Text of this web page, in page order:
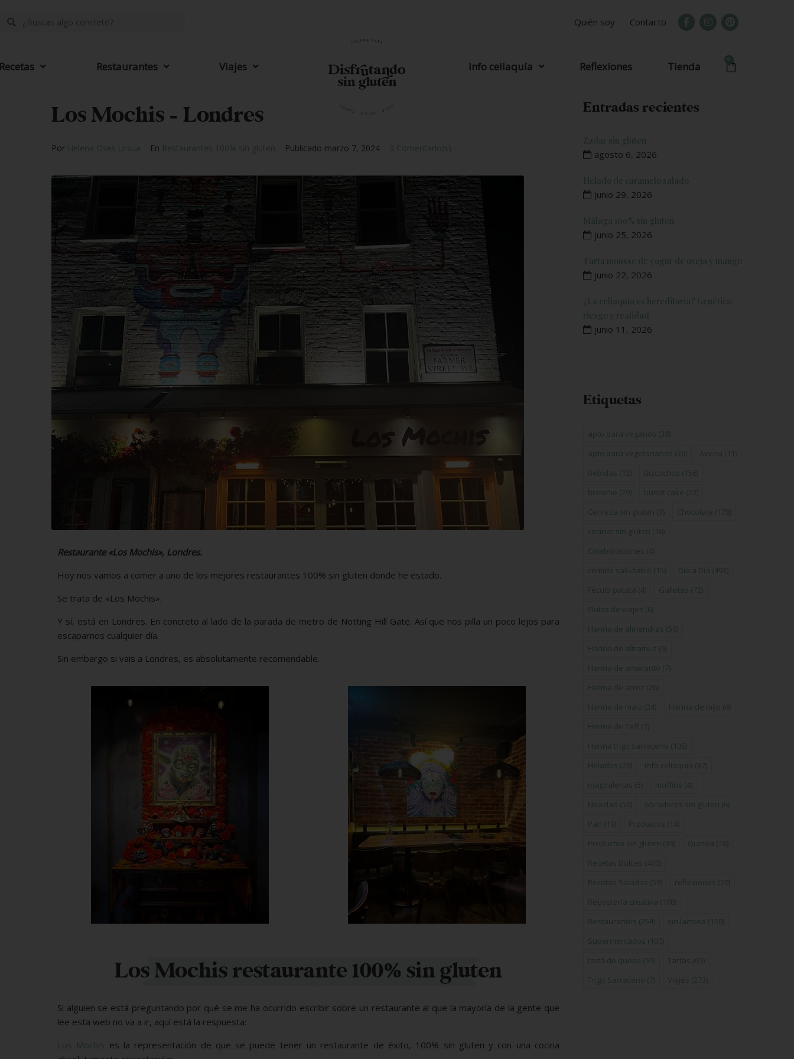
Quién soy Contacto
Restaurantes Viajes Info celiaquía Reflexiones Tienda
Los Mochis – Londres
Por Helena Oses Ursua En Restaurantes 100% sin gluten Publicado marzo 7, 2024 0 Comentario(s)
Restaurante «Los Mochis», Londres.
Hoy nos vamos a comer a uno de los mejores restaurantes 100% sin gluten donde he estado.
Se trata de «Los Mochis».
Y sí, está en Londres. En concreto al lado de la parada de metro de Notting Hill Gate. Así que nos pilla un poco lejos para
escaparnos cualquier día.
Sin embargo si vais a Londres, es absolutamente recomendable.
Los Mochis restaurante 100% sin gluten
Si alguien se está preguntando por qué se me ha ocurrido escribir sobre un restaurante al que la mayoría de la gente que
lee esta web no va a ir, aquí está la respuesta:
Los Mochis es la representación de que se puede tener un restaurante de éxito, 100% sin gluten y con una cocina
Entradas recientes
Zadar sin gluten
agosto 6, 2026
Helado de caramelo salado
junio 29, 2026
Málaga 100% sin gluten
junio 25, 2026
Tarta mousse de yogur de oveja y mango
junio 22, 2026
¿La celiaquía es hereditaria? Genética,
riesgo y realidad
junio 11, 2026
Etiquetas
apto para veganos (38)
apto para vegetarianos (26) Avena (11)
Bebidas (12) Bizcochos (156)
brownie (29) bundt cake (27)
Cerveza sin gluten (3) Chocolate (178)
cocinar sin gluten (16)
Colaboraciones (4)
comida saludable (15) Día a Día (493)
Fécula patata (4) Galletas (72)
Guías de viajes (6)
Harina de almendras (50)
Harina de altramuz (9)
Harina de amaranto (7)
Harina de arroz (26)
Harina de maiz (24) Harina de mijo (4)
Harina de Teff (7)
Harina trigo sarraceno (105)
Helados (29) Info celiaquía (87)
magdalenas (5) muffins (4)
Navidad (50) obradores sin gluten (6)
Pan (19) Productos (14)
Productos sin gluten (39) Quinoa (16)
Recetas Dulces (400)
Recetas Saladas (59) reflexiones (20)
Repostería creativa (108)
Restaurantes (254) sin lactosa (150)
Supermercados (100)
tarta de queso (59) Tartas (65)
Trigo Sarraceno (7) Viajes (273)